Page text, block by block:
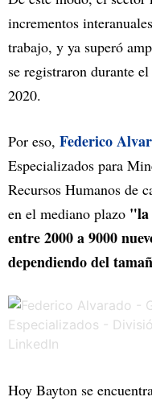
incrementos
trabajo, y ya superó
se registraron durante
2020.
Por eso, Federico
Especializados para
Recursos Humanos de
en el mediano plazo "la
entre 2000 a 9000
dependiendo del
Hoy Bayton se